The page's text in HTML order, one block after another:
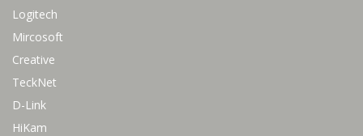
Logitech
Mircosoft
Creative
TeckNet
D-Link
HiKam